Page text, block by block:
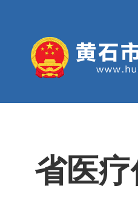
省医